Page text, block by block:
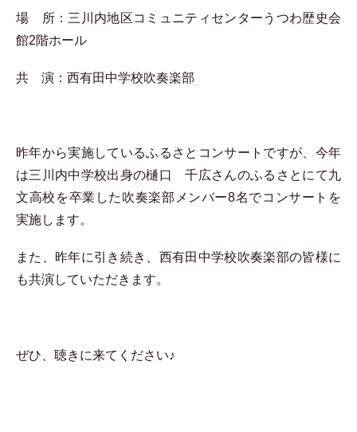
場 所：三川内地区コミュニティセンターうつわ歴史会
館2階ホール
共 演：西有田中学校吹奏楽部
昨年から実施しているふるさとコンサートですが、今年
は三川内中学校出身の樋口 千広さんのふるさとにて九
文高校を卒業した吹奏楽部メンバー8名でコンサートを
実施します。
また、昨年に引き続き、西有田中学校吹奏楽部の皆様に
も共演していただきます。
ぜひ、聴きに来てください♪